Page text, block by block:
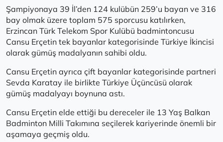
Şampiyonaya 39 İl’den 124 kulübün 259’u bayan ve 316
bay olmak üzere toplam 575 sporcusu katılırken,
Erzincan Türk Telekom Spor Kulübü badmintoncusu
Cansu Erçetin tek bayanlar kategorisinde Türkiye İkincisi
olarak gümüş madalyanın sahibi oldu.
Cansu Erçetin ayrıca çift bayanlar kategorisinde partneri
Sevda Karatay ile birlikte Türkiye Üçüncüsü olarak
gümüş madalyayı boynuna astı.
Cansu Erçetin elde ettiği bu dereceler ile 13 Yaş Balkan
Badminton Milli Takımına seçilerek kariyerinde önemli bir
aşamaya geçmiş oldu.